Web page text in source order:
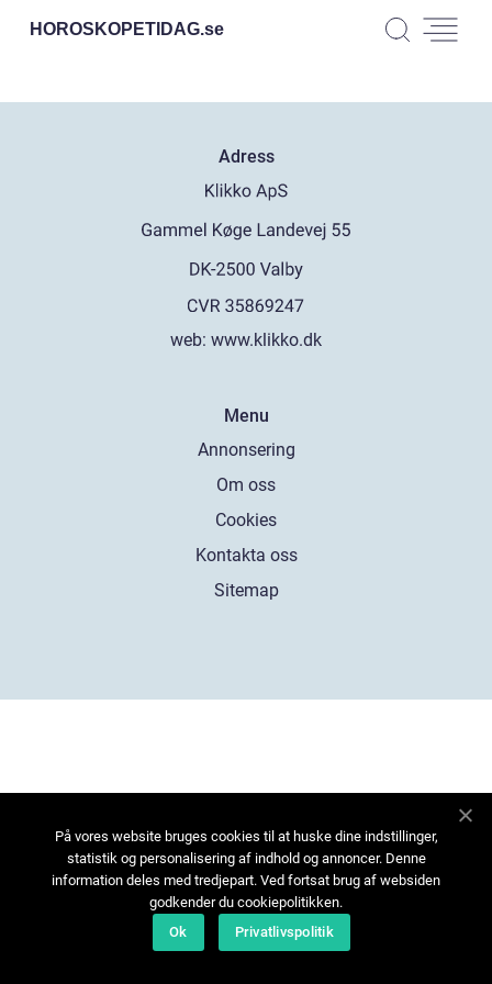
HOROSKOPETIDAG.se
Adress
web: www.klikko.dk
Menu
Annonsering
Om oss
Cookies
Kontakta oss
Sitemap
På vores website bruges cookies til at huske dine indstillinger,
statistik og personalisering af indhold og annoncer. Denne
information deles med tredjepart. Ved fortsat brug af websiden
godkender du cookiepolitikken.
Ok
Privatlivspolitik